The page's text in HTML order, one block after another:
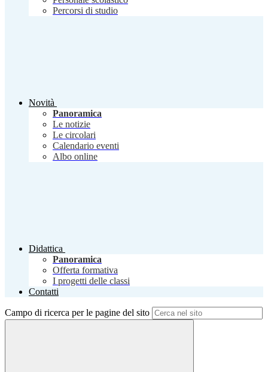
Percorsi di studio
Novità
Panoramica
Le notizie
Le circolari
Calendario eventi
Albo online
Didattica
Panoramica
Offerta formativa
I progetti delle classi
Contatti
Campo di ricerca per le pagine del sito